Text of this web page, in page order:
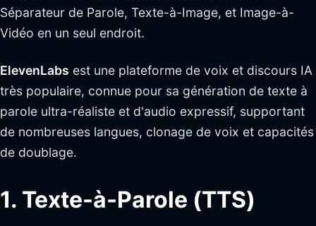
Séparateur de Parole, Texte-à-Image, et Image-à-
Vidéo en un seul endroit.
ElevenLabs est une plateforme de voix et discours IA
très populaire, connue pour sa génération de texte à
parole ultra-réaliste et d'audio expressif, supportant
de nombreuses langues, clonage de voix et capacités
de doublage.
1. Texte-à-Parole (TTS)